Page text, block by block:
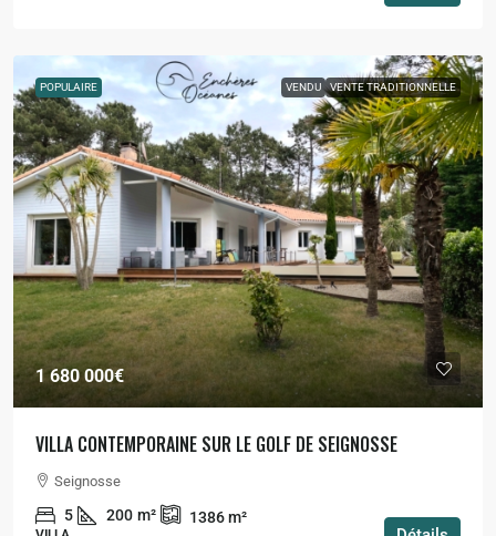
POPULAIRE VENDU VENTE TRADITIONNELLE
1 680 000€
VILLA CONTEMPORAINE SUR LE GOLF DE SEIGNOSSE
Seignosse
5 200 m² 1386m²